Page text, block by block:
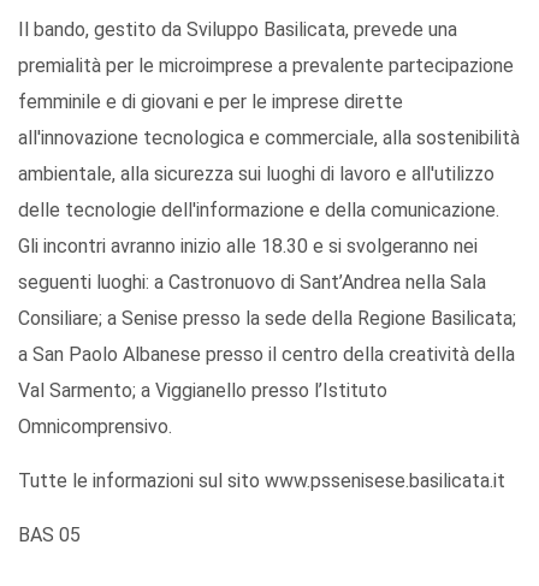
Il bando, gestito da Sviluppo Basilicata, prevede una
premialità per le microimprese a prevalente partecipazione
femminile e di giovani e per le imprese dirette
all'innovazione tecnologica e commerciale, alla sostenibilità
ambientale, alla sicurezza sui luoghi di lavoro e all'utilizzo
delle tecnologie dell'informazione e della comunicazione.
Gli incontri avranno inizio alle 18.30 e si svolgeranno nei
seguenti luoghi: a Castronuovo di Sant’Andrea nella Sala
Consiliare; a Senise presso la sede della Regione Basilicata;
a San Paolo Albanese presso il centro della creatività della
Val Sarmento; a Viggianello presso l’Istituto
Omnicomprensivo.
Tutte le informazioni sul sito www.pssenisese.basilicata.it
BAS 05